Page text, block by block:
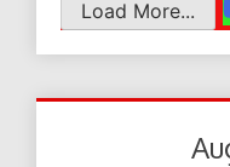
Load More...